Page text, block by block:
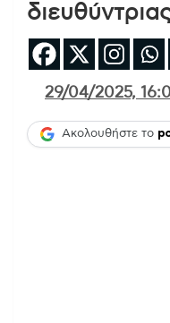
29/04/2025,
Ακολουθήστε το